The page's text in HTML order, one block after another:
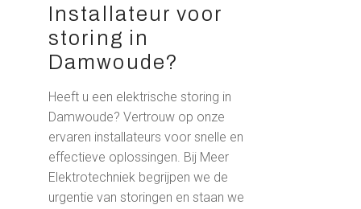
Installateur voor
storing in
Damwoude?
Heeft u een elektrische storing in
Damwoude? Vertrouw op onze
ervaren installateurs voor snelle en
effectieve oplossingen. Bij Meer
Elektrotechniek begrijpen we de
urgentie van storingen en staan we